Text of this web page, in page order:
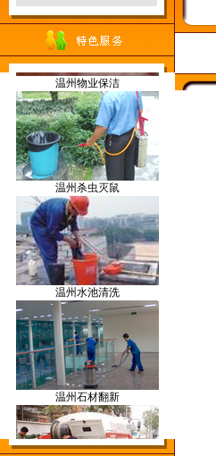
温州杀虫灭鼠
温州水池清洗
温州石材翻新
地毯干洗机
割草机
空气监测仪
洗地车